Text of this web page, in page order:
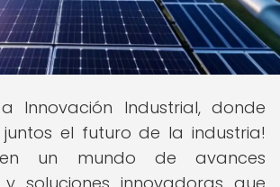
a Innovación Industrial, donde
el futuro de la industria!
en un mundo de avances